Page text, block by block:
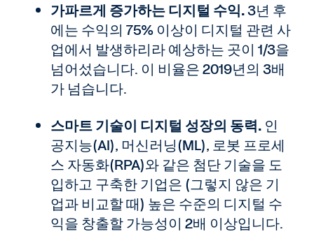
가파르게 증가하는 디지털 수익.3년 후
에는 수익의 75% 이상이 디지털 관련 사
업에서 발생하리라 예상하는 곳이 1/3을
넘어섰습니다. 이 비율은 2019년의 3배
가 넘습니다.
스마트 기술이 디지털 성장의 동력. 인
공지능(AI), 머신러닝(ML), 로봇 프로세
스 자동화(RPA)와 같은 첨단 기술을 도
입하고 구축한 기업은 (그렇지 않은 기
업과 비교할 때) 높은 수준의 디지털 수
익을 창출할 가능성이 2배 이상입니다.